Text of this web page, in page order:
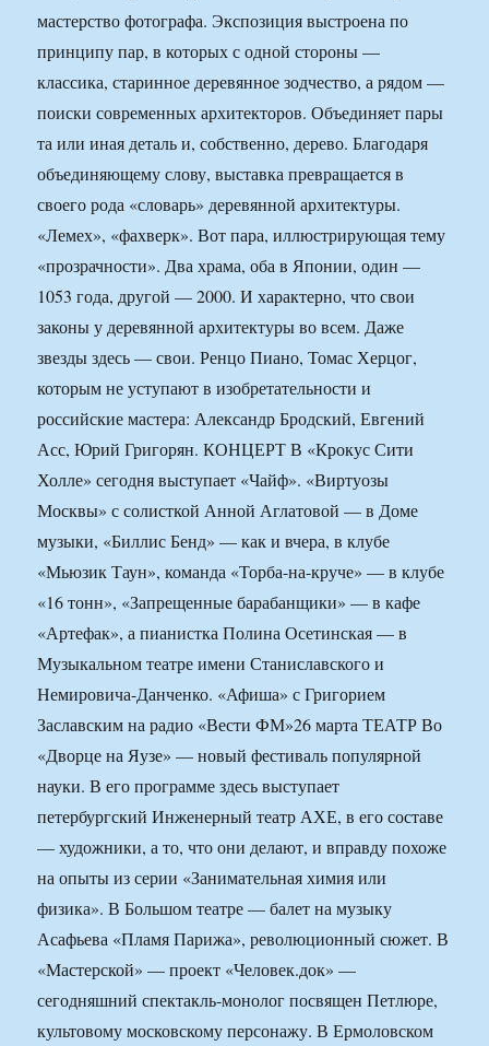
мастерство фотографа. Экспозиция выстроена по
принципу пар, в которых с одной стороны —
классика, старинное деревянное зодчество, а рядом —
поиски современных архитекторов. Объединяет пары
та или иная деталь и, собственно, дерево. Благодаря
объединяющему слову, выставка превращается в
своего рода «словарь» деревянной архитектуры.
«Лемех», «фахверк». Вот пара, иллюстрирующая тему
«прозрачности». Два храма, оба в Японии, один —
1053 года, другой — 2000. И характерно, что свои
законы у деревянной архитектуры во всем. Даже
звезды здесь — свои. Ренцо Пиано, Томас Херцог,
которым не уступают в изобретательности и
российские мастера: Александр Бродский, Евгений
Асс, Юрий Григорян. КОНЦЕРТ В «Крокус Сити
Холле» сегодня выступает «Чайф». «Виртуозы
Москвы» с солисткой Анной Аглатовой — в Доме
музыки, «Биллис Бенд» — как и вчера, в клубе
«Мьюзик Таун», команда «Торба-на-круче» — в клубе
«16 тонн», «Запрещенные барабанщики» — в кафе
«Артефак», а пианистка Полина Осетинская — в
Музыкальном театре имени Станиславского и
Немировича-Данченко. «Афиша» с Григорием
Заславским на радио «Вести ФМ»26 марта ТЕАТР Во
«Дворце на Яузе» — новый фестиваль популярной
науки. В его программе здесь выступает
петербургский Инженерный театр АХЕ, в его составе
— художники, а то, что они делают, и вправду похоже
на опыты из серии «Занимательная химия или
физика». В Большом театре — балет на музыку
Асафьева «Пламя Парижа», революционный сюжет. В
«Мастерской» — проект «Человек.док» —
сегодняшний спектакль-монолог посвящен Петлюре,
культовому московскому персонажу. В Ермоловском